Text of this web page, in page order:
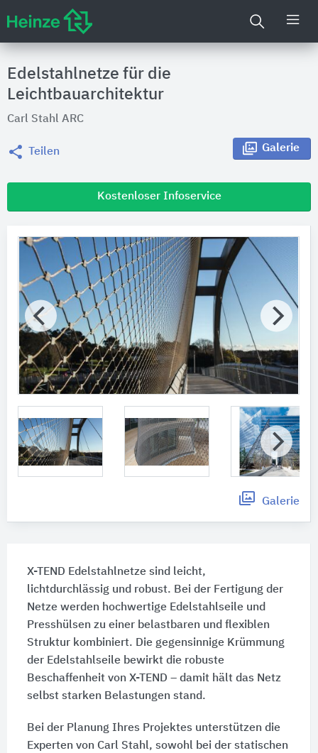
Edelstahlnetze für die
Leichtbauarchitektur
Carl Stahl ARC
Teilen Galerie
Kostenloser Infoservice
Galerie
X-TEND Edelstahlnetze sind leicht,
lichtdurchlässig und robust. Bei der Fertigung der
Netze werden hochwertige Edelstahlseile und
Presshülsen zu einer belastbaren und flexiblen
Struktur kombiniert. Die gegensinnige Krümmung
der Edelstahlseile bewirkt die robuste
Beschaffenheit von X-TEND – damit hält das Netz
selbst starken Belastungen stand.
Bei der Planung Ihres Projektes unterstützen die
Experten von Carl Stahl, sowohl bei der statischen